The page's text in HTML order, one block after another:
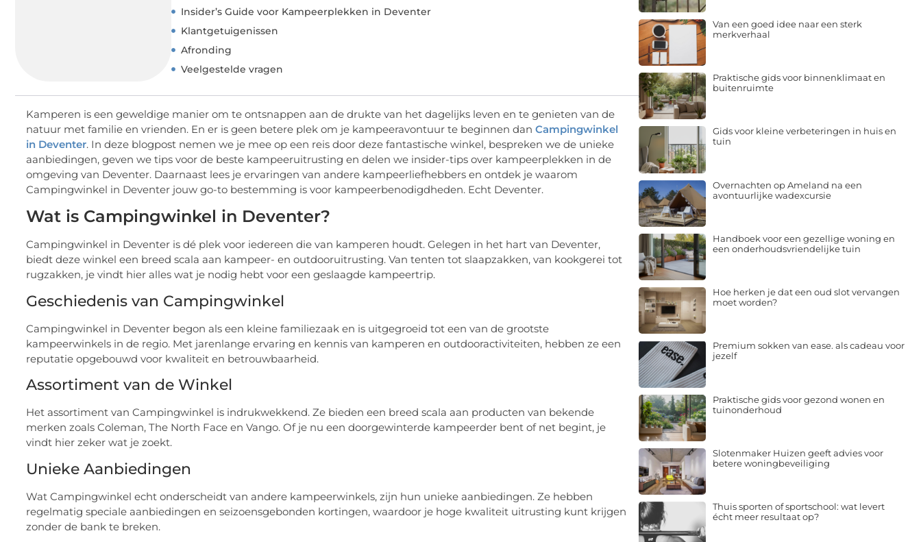
Insider’s Guide voor Kampeerplekken in Deventer
Klantgetuigenissen
Afronding
Veelgestelde vragen
Kamperen is een geweldige manier om te ontsnappen aan de drukte van het dagelijks leven en te genieten van de
natuur met familie en vrienden. En er is geen betere plek om je kampeeravontuur te beginnen dan Campingwinkel
in Deventer. In deze blogpost nemen we je mee op een reis door deze fantastische winkel, bespreken we de unieke
aanbiedingen, geven we tips voor de beste kampeeruitrusting en delen we insider-tips over kampeerplekken in de
omgeving van Deventer. Daarnaast lees je ervaringen van andere kampeerliefhebbers en ontdek je waarom
Campingwinkel in Deventer jouw go-to bestemming is voor kampeerbenodigdheden. Echt Deventer.
Wat is Campingwinkel in Deventer?
Campingwinkel in Deventer is dé plek voor iedereen die van kamperen houdt. Gelegen in het hart van Deventer,
biedt deze winkel een breed scala aan kampeer- en outdooruitrusting. Van tenten tot slaapzakken, van kookgerei tot
rugzakken, je vindt hier alles wat je nodig hebt voor een geslaagde kampeertrip.
Geschiedenis van Campingwinkel
Campingwinkel in Deventer begon als een kleine familiezaak en is uitgegroeid tot een van de grootste
kampeerwinkels in de regio. Met jarenlange ervaring en kennis van kamperen en outdooractiviteiten, hebben ze een
reputatie opgebouwd voor kwaliteit en betrouwbaarheid.
Assortiment van de Winkel
Het assortiment van Campingwinkel is indrukwekkend. Ze bieden een breed scala aan producten van bekende
merken zoals Coleman, The North Face en Vango. Of je nu een doorgewinterde kampeerder bent of net begint, je
vindt hier zeker wat je zoekt.
Unieke Aanbiedingen
Wat Campingwinkel echt onderscheidt van andere kampeerwinkels, zijn hun unieke aanbiedingen. Ze hebben
regelmatig speciale aanbiedingen en seizoensgebonden kortingen, waardoor je hoge kwaliteit uitrusting kunt krijgen
zonder de bank te breken.
Van een goed idee naar een sterk
merkverhaal
Praktische gids voor binnenklimaat en
buitenruimte
Gids voor kleine verbeteringen in huis en
tuin
Overnachten op Ameland na een
avontuurlijke wadexcursie
Handboek voor een gezellige woning en
een onderhoudsvriendelijke tuin
Hoe herken je dat een oud slot vervangen
moet worden?
Premium sokken van ease. als cadeau voor
jezelf
Praktische gids voor gezond wonen en
tuinonderhoud
Slotenmaker Huizen geeft advies voor
betere woningbeveiliging
Thuis sporten of sportschool: wat levert
écht meer resultaat op?